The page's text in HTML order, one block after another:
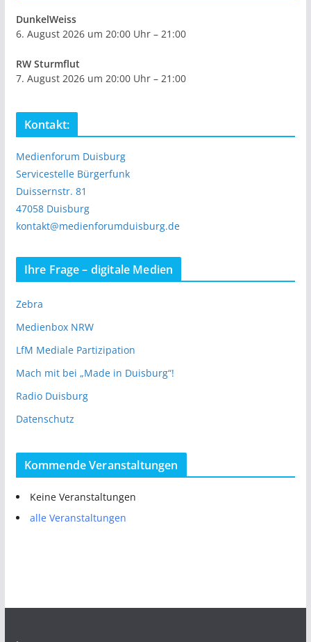
DunkelWeiss
6. August 2026 um 20:00 Uhr – 21:00
RW Sturmflut
7. August 2026 um 20:00 Uhr – 21:00
Kontakt:
Medienforum Duisburg
Servicestelle Bürgerfunk
Duissernstr. 81
47058 Duisburg
kontakt@medienforumduisburg.de
Ihre Frage – digitale Medien
Zebra
Medienbox NRW
LfM Mediale Partizipation
Mach mit bei „Made in Duisburg“!
Radio Duisburg
Datenschutz
Kommende Veranstaltungen
Keine Veranstaltungen
alle Veranstaltungen